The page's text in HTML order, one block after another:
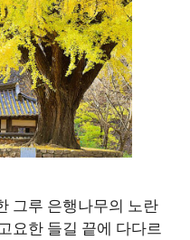
그루 은행나무의 노란
요한 들길 끝에 다다르